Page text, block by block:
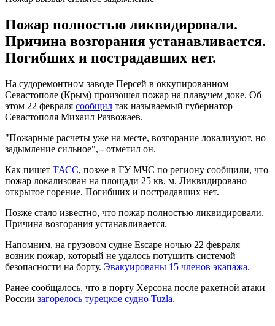
Пожар полностью ликвидировали.
Причина возгорания устанавливается.
Погибших и пострадавших нет.
На судоремонтном заводе Персей в оккупированном
Севастополе (Крым) произошел пожар на плавучем доке. Об
этом 22 февраля сообщил так называемый губернатор
Севастополя Михаил Развожаев.
"Пожарные расчеты уже на месте, возгорание локализуют, но
задымление сильное", - отметил он.
Как пишет ТАСС, позже в ГУ МЧС по региону сообщили, что
пожар локализован на площади 25 кв. м. Ликвидировано
открытое горение. Погибших и пострадавших нет.
Позже стало известно, что пожар полностью ликвидировали.
Причина возгорания устанавливается.
Напомним, на грузовом судне Escape ночью 22 февраля
возник пожар, который не удалось потушить системой
безопасности на борту. Эвакуированы 15 членов экапажа.
Ранее сообщалось, что в порту Херсона после ракетной атаки
России загорелось турецкое судно Tuzla.